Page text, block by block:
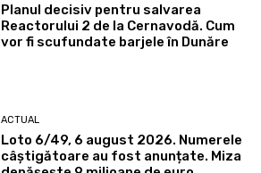
Planul decisiv pentru salvarea
Reactorului 2 de la Cernavodă. Cum
vor fi scufundate barjele în Dunăre
ACTUAL
Loto 6/49, 6 august 2026. Numerele
câștigătoare au fost anunțate. Miza